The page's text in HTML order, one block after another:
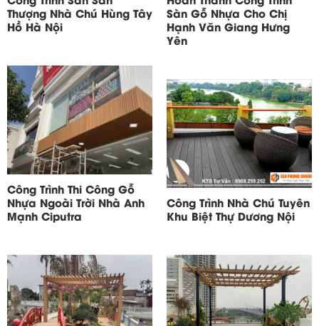
Thượng Nhà Chú Hùng Tây
Hồ Hà Nội
Sàn Gỗ Nhựa Cho Chị
Hạnh Văn Giang Hưng
Yên
Công Trình Thi Công Gỗ
Nhựa Ngoài Trời Nhà Anh
Mạnh Ciputra
Công Trình Nhà Chú Tuyên
Khu Biệt Thự Dương Nội